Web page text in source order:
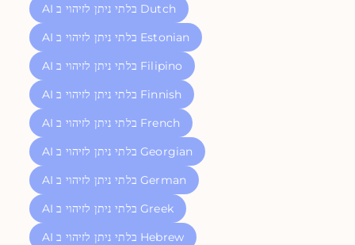
AI בלתי ניתן לזיהוי ב Dutch
AI בלתי ניתן לזיהוי ב Estonian
AI בלתי ניתן לזיהוי ב Filipino
AI בלתי ניתן לזיהוי ב Finnish
AI בלתי ניתן לזיהוי ב French
AI בלתי ניתן לזיהוי ב Georgian
AI בלתי ניתן לזיהוי ב German
AI בלתי ניתן לזיהוי ב Greek
AI בלתי ניתן לזיהוי ב Hebrew